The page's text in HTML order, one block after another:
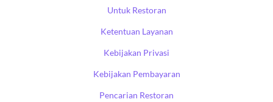
Untuk Restoran
Ketentuan Layanan
Kebijakan Privasi
Kebijakan Pembayaran
Pencarian Restoran